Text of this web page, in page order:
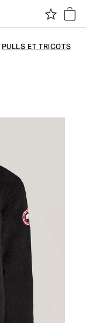
PULLS ET TRICOTS